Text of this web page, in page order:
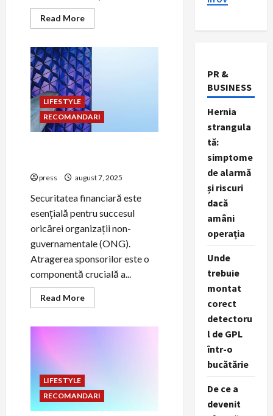
Read MoreRead
more
pentru
organizarea
evenimentelor
de
strângere
de
fonduri
LIFESTYLE
RECOMANDARI
press august 7, 2025
Securitatea financiară este
esențială pentru succesul
oricărei organizații non-
guvernamentale (ONG).
Atragerea sponsorilor este o
componentă crucială a...
Read MoreRead
more
de
LIFESTYLE
RECOMANDARI
PR &
BUSINESS
Hernia
strangula
tă:
simptome
de alarmă
și riscuri
dacă
amâni
operația
Unde
trebuie
montat
corect
detectoru
l de GPL
într-o
bucătărie
De ce a
devenit